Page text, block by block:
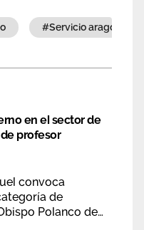
#servicio aragonés
en el sector de
profesor
convoca
de
Polanco de